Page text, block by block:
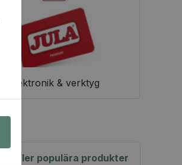
Elektronik & verktyg
Fler populära produkter